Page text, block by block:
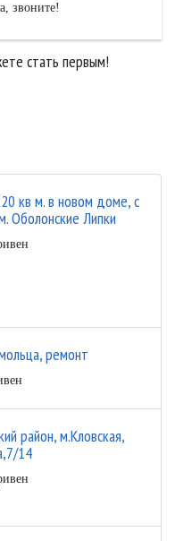
звоните!
стать первым!
кв м. в новом доме, с
Оболонские Липки
ремонт
район, м.Кловская,
14